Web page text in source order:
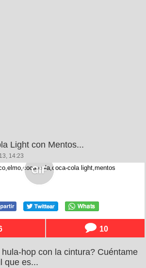
Light con Mentos...
14:23
10
hop con la cintura? Cuéntame
que es...